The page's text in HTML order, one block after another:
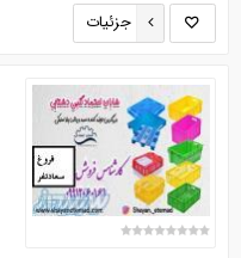
جزئیات